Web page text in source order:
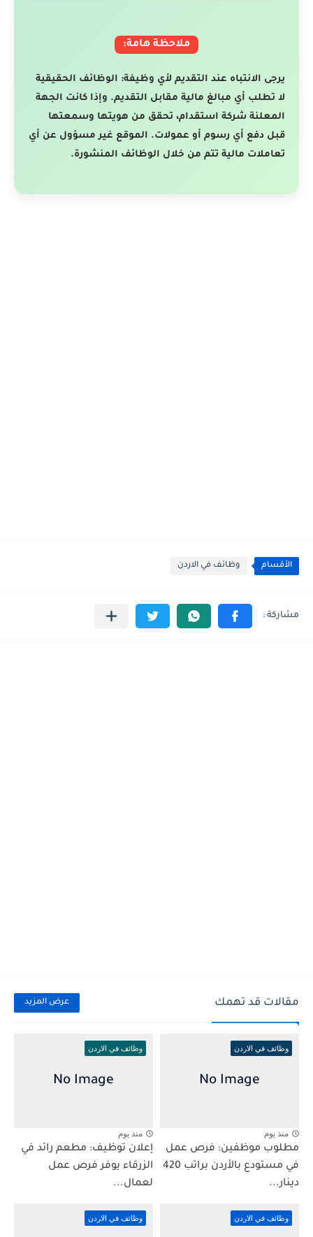
ملاحظة هامة:
يرجى الانتباه عند التقديم لأي وظيفة: الوظائف الحقيقية
لا تطلب أي مبالغ مالية مقابل التقديم. وإذا كانت الجهة
المعلنة شركة استقدام، تحقق من هويتها وسمعتها
قبل دفع أي رسوم أو عمولات. الموقع غير مسؤول عن أي
تعاملات مالية تتم من خلال الوظائف المنشورة.
الأقسام وظائف في الاردن
مقالات قد تهمك عرض المزيد
وظائف في الاردن
منذ يوم
مطلوب موظفين: فرص عمل
في مستودع بالأردن براتب 420
دينار...
وظائف في الاردن
منذ يوم
إعلان توظيف: مطعم رائد في
الزرقاء يوفر فرص عمل
لعمال...
وظائف في الاردن وظائف في الاردن